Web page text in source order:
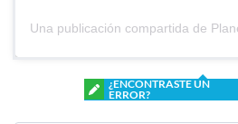
¿ENCONTRASTE UN
ERROR?